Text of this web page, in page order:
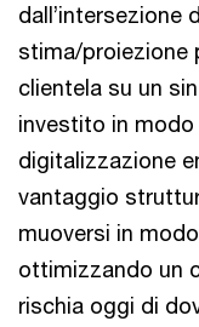
dall’intersezione
stima/proiezione
clientela su un
investito in
digitalizzazione
vantaggio
muoversi in
ottimizzando un
rischia oggi di